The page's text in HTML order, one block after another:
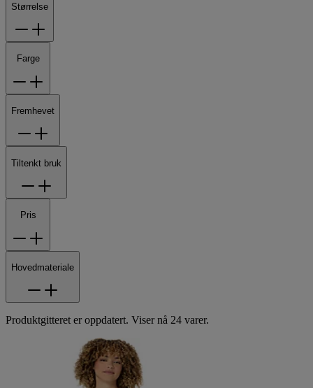
Størrelse
Farge
Fremhevet
Tiltenkt bruk
Pris
Hovedmateriale
Produktgitteret er oppdatert. Viser nå 24 varer.